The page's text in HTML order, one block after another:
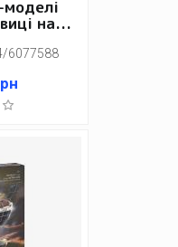
на...
6077588